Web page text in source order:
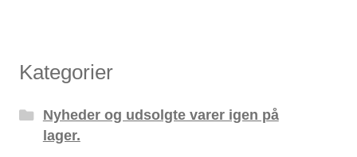
Kategorier
Nyheder og udsolgte varer igen på
lager.